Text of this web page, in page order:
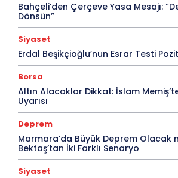
Bahçeli’den Çerçeve Yasa Mesajı:
Dönsün”
Siyaset
Erdal Beşikçioğlu’nun Esrar Testi
Borsa
Altın Alacaklar Dikkat: İslam
Uyarısı
Deprem
Marmara’da Büyük Deprem Olacak
Bektaş’tan İki Farklı Senaryo
Siyaset